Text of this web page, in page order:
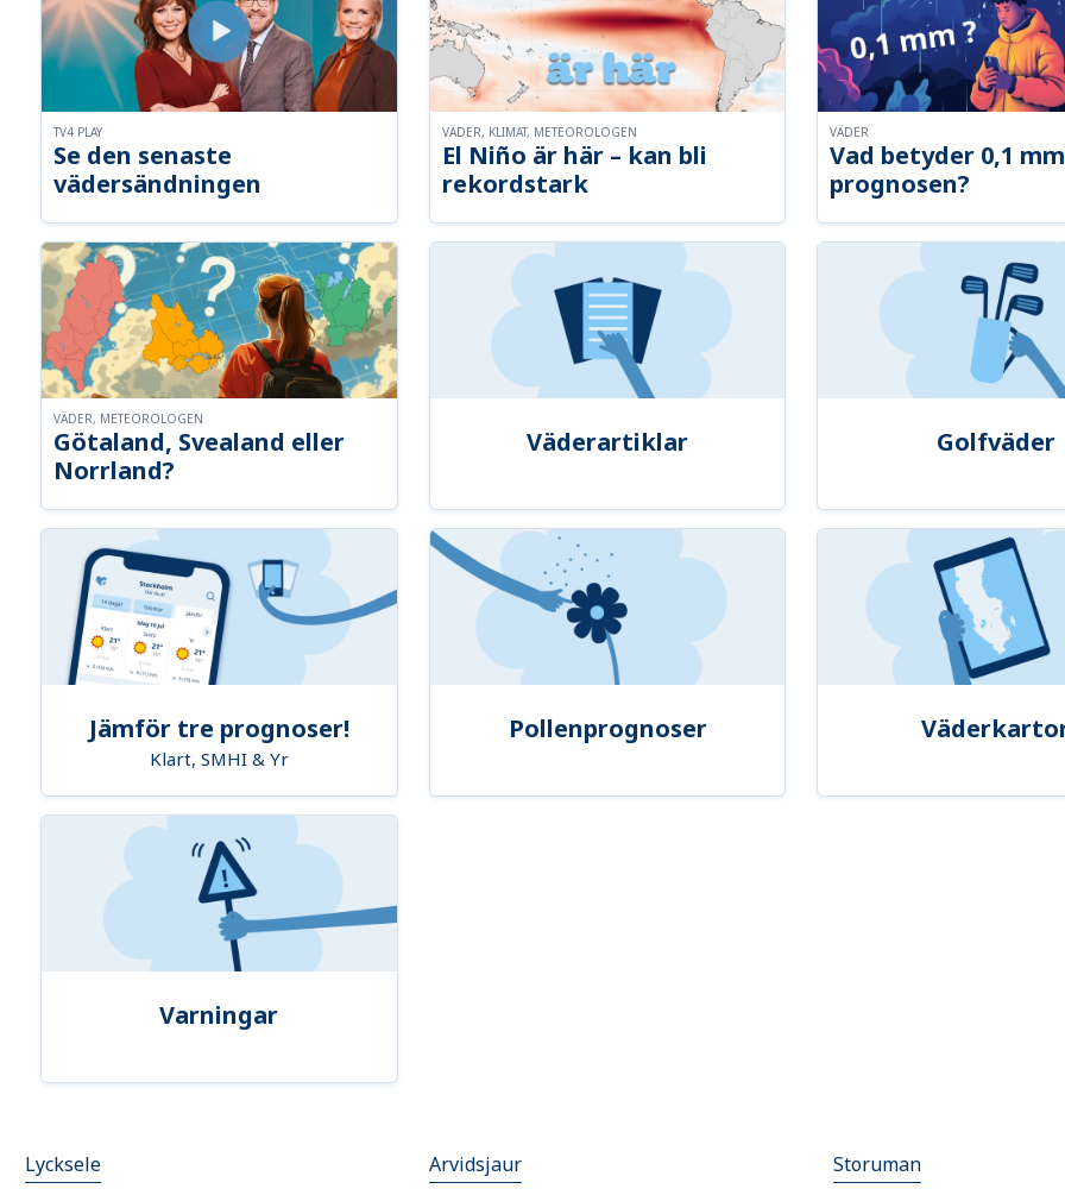
Se den senaste
vädersändningen
TV4 PLAY
El Niño är här – kan bli
rekordstark
VÄDER, KLIMAT, METEOROLOGEN
Vad betyder 0,1
prognosen?
VÄDER
Götaland, Svealand eller
Norrland?
VÄDER, METEOROLOGEN
Väderartiklar Golfväder
Jämför tre prognoser!
Klart, SMHI & Yr
Pollenprognoser
Varningar
Lycksele Arvidsjaur Storuman